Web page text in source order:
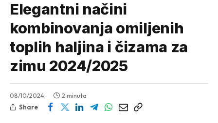
Elegantni načini
kombinovanja omiljenih
toplih haljina i čizama za
zimu 2024/2025
08/10/2024
2 minuta
Share